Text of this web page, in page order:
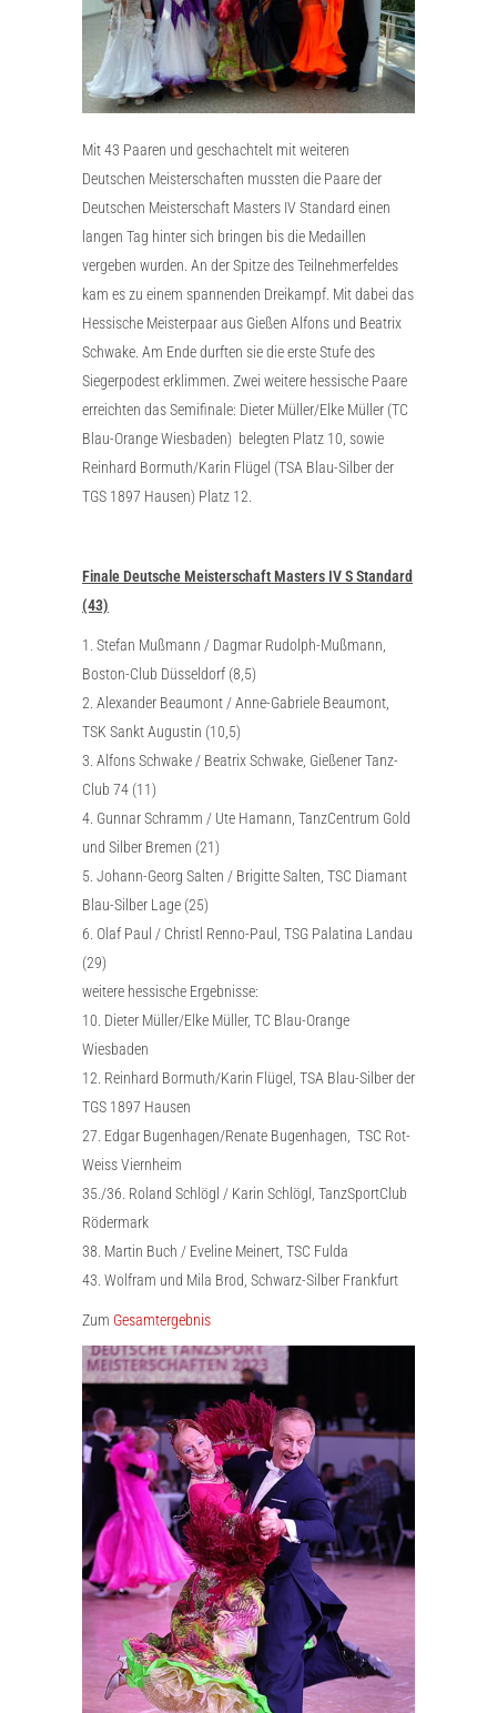
Mit 43 Paaren und geschachtelt mit weiteren
Deutschen Meisterschaften mussten die Paare der
Deutschen Meisterschaft Masters IV Standard einen
langen Tag hinter sich bringen bis die Medaillen
vergeben wurden. An der Spitze des Teilnehmerfeldes
kam es zu einem spannenden Dreikampf. Mit dabei das
Hessische Meisterpaar aus Gießen Alfons und Beatrix
Schwake. Am Ende durften sie die erste Stufe des
Siegerpodest erklimmen. Zwei weitere hessische Paare
erreichten das Semifinale: Dieter Müller/Elke Müller (TC
Blau-Orange Wiesbaden) belegten Platz 10, sowie
Reinhard Bormuth/Karin Flügel (TSA Blau-Silber der
TGS 1897 Hausen) Platz 12.
Finale Deutsche Meisterschaft Masters IV S Standard
(43)
1. Stefan Mußmann / Dagmar Rudolph-Mußmann,
Boston-Club Düsseldorf (8,5)
2. Alexander Beaumont / Anne-Gabriele Beaumont,
TSK Sankt Augustin (10,5)
3. Alfons Schwake / Beatrix Schwake, Gießener Tanz-
Club 74 (11)
4. Gunnar Schramm / Ute Hamann, TanzCentrum Gold
und Silber Bremen (21)
5. Johann-Georg Salten / Brigitte Salten, TSC Diamant
Blau-Silber Lage (25)
6. Olaf Paul / Christl Renno-Paul, TSG Palatina Landau
(29)
weitere hessische Ergebnisse:
10. Dieter Müller/Elke Müller, TC Blau-Orange
Wiesbaden
12. Reinhard Bormuth/Karin Flügel, TSA Blau-Silber der
TGS 1897 Hausen
27. Edgar Bugenhagen/Renate Bugenhagen, TSC Rot-
Weiss Viernheim
35./36. Roland Schlögl / Karin Schlögl, TanzSportClub
Rödermark
38. Martin Buch / Eveline Meinert, TSC Fulda
43. Wolfram und Mila Brod, Schwarz-Silber Frankfurt
Zum Gesamtergebnis